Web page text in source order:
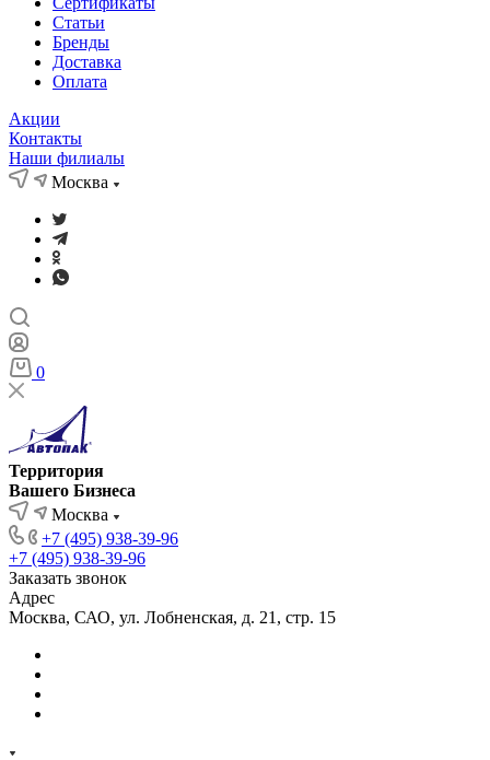
Статьи
Бренды
Доставка
Оплата
Акции
Контакты
Наши филиалы
Москва
0
Территория
Вашего Бизнеса
Москва
+7 (495) 938-39-96
+7 (495) 938-39-96
Заказать звонок
Адрес
Москва, САО, ул. Лобненская, д. 21, стр. 15